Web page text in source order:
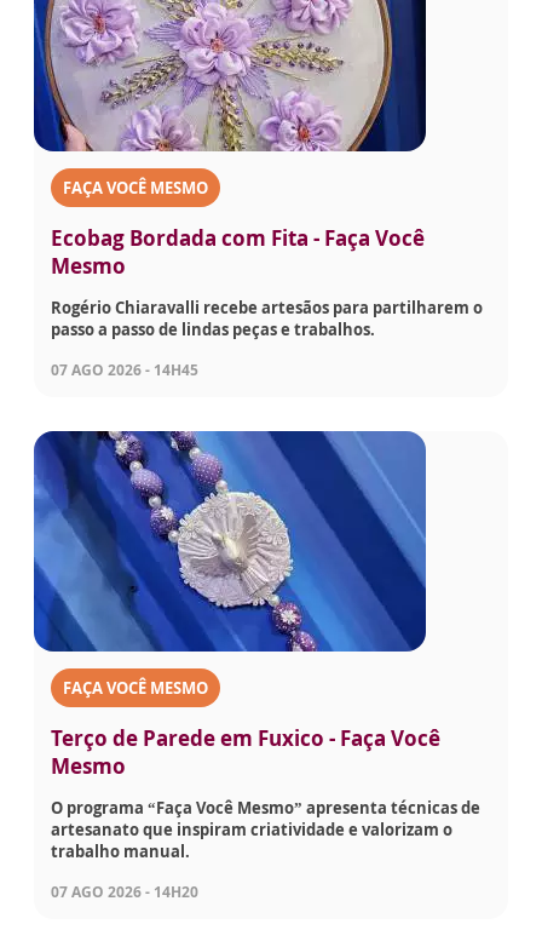
FAÇA VOCÊ MESMO
Ecobag Bordada com Fita - Faça Você
Mesmo
Rogério Chiaravalli recebe artesãos para partilharem o
passo a passo de lindas peças e trabalhos.
07 AGO 2026 - 14H45
FAÇA VOCÊ MESMO
Terço de Parede em Fuxico - Faça Você
Mesmo
O programa “Faça Você Mesmo” apresenta técnicas de
artesanato que inspiram criatividade e valorizam o
trabalho manual.
07 AGO 2026 - 14H20